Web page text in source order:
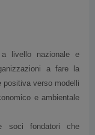
livello nazionale e
a fare la
positiva verso modelli
e ambientale
soci fondatori che